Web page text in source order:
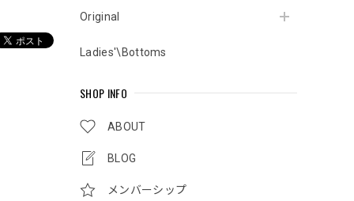
Original
Ladies'\Bottoms
SHOP INFO
ABOUT
BLOG
メンバーシップ